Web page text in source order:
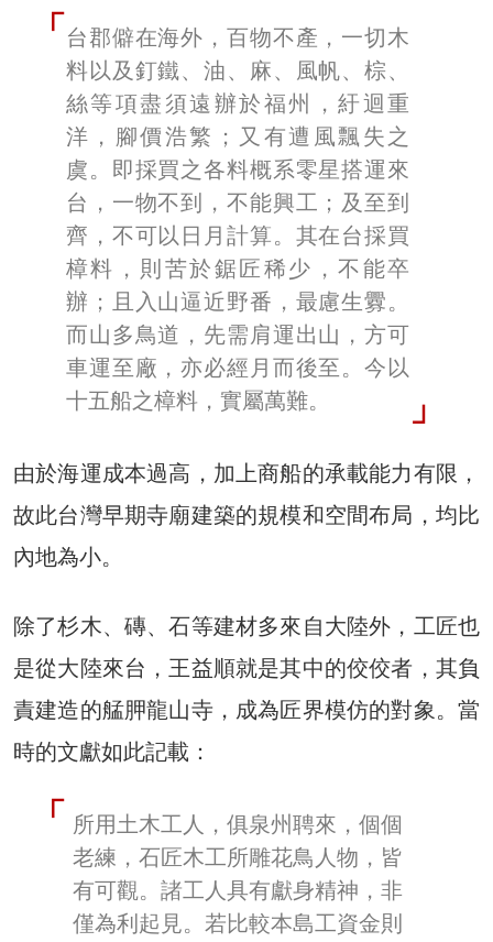
台郡僻在海外，百物不產，一切木
料以及釘鐵、油、麻、風帆、棕、
絲等項盡須遠辦於福州，紆迴重
洋，腳價浩繁；又有遭風飄失之
虞。即採買之各料概系零星搭運來
台，一物不到，不能興工；及至到
齊，不可以日月計算。其在台採買
樟料，則苦於鋸匠稀少，不能卒
辦；且入山逼近野番，最慮生釁。
而山多鳥道，先需肩運出山，方可
車運至廠，亦必經月而後至。今以
十五船之樟料，實屬萬難。
由於海運成本過高，加上商船的承載能力有限，
故此台灣早期寺廟建築的規模和空間布局，均比
內地為小。
除了杉木、磚、石等建材多來自大陸外，工匠也
是從大陸來台，王益順就是其中的佼佼者，其負
責建造的艋胛龍山寺，成為匠界模仿的對象。當
時的文獻如此記載：
所用土木工人，俱泉州聘來，個個
老練，石匠木工所雕花鳥人物，皆
有可觀。諸工人具有獻身精神，非
僅為利起見。若比較本島工資金則